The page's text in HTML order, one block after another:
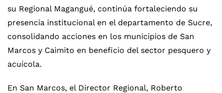
su Regional Magangué, continúa fortaleciendo su
presencia institucional en el departamento de Sucre,
consolidando acciones en los municipios de San
Marcos y Caimito en beneficio del sector pesquero y
acuícola.
En San Marcos, el Director Regional, Roberto